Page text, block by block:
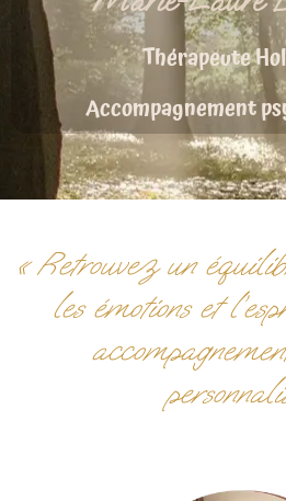
Thérapeute
Accompagnement
« Retrouvez un
les émotions et